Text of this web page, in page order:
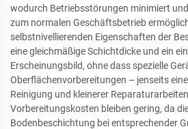
wodurch Betriebsstörungen minimiert
zum normalen Geschäftsbetrieb
selbstnivellierenden Eigenschaften der
eine gleichmäßige Schichtdicke und ein
Erscheinungsbild, ohne dass spezielle
Oberflächenvorbereitungen – jenseits
Reinigung und kleinerer
Vorbereitungskosten bleiben gering, da
Bodenbeschichtung bei entsprechender